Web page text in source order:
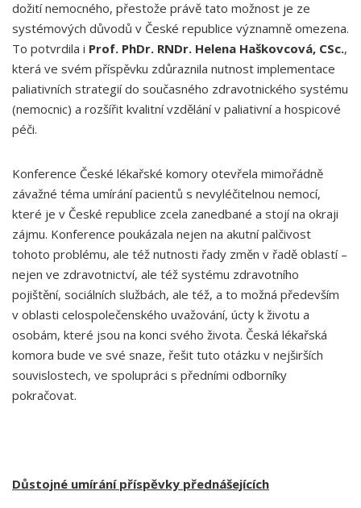
dožití nemocného, přestože právě tato možnost je ze
systémových důvodů v České republice významně omezena.
To potvrdila i Prof. PhDr. RNDr. Helena Haškovcová, CSc.,
která ve svém příspěvku zdůraznila nutnost implementace
paliativních strategií do současného zdravotnického systému
(nemocnic) a rozšířit kvalitní vzdělání v paliativní a hospicové
péči.
Konference České lékařské komory otevřela mimořádně
závažné téma umírání pacientů s nevyléčitelnou nemocí,
které je v České republice zcela zanedbané a stojí na okraji
zájmu. Konference poukázala nejen na akutní palčivost
tohoto problému, ale též nutnosti řady změn v řadě oblastí –
nejen ve zdravotnictví, ale též systému zdravotního
pojištění, sociálních službách, ale též, a to možná především
v oblasti celospolečenského uvažování, úcty k životu a
osobám, které jsou na konci svého života. Česká lékařská
komora bude ve své snaze, řešit tuto otázku v nejširších
souvislostech, ve spolupráci s předními odborníky
pokračovat.
Důstojné umírání příspěvky přednášejících